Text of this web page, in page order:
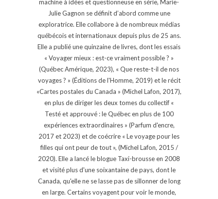
machine à idées et questionneuse en série, Marie-
Julie Gagnon se définit d’abord comme une
exploratrice. Elle collabore à de nombreux médias
québécois et internationaux depuis plus de 25 ans.
Elle a publié une quinzaine de livres, dont les essais
« Voyager mieux : est-ce vraiment possible ? »
(Québec Amérique, 2023), « Que reste-t-il de nos
voyages ? » (Éditions de l'Homme, 2019) et le récit
«Cartes postales du Canada » (Michel Lafon, 2017),
en plus de diriger les deux tomes du collectif «
Testé et approuvé : le Québec en plus de 100
expériences extraordinaires » (Parfum d'encre,
2017 et 2023) et de coécrire « Le voyage pour les
filles qui ont peur de tout », (Michel Lafon, 2015 /
2020). Elle a lancé le blogue Taxi-brousse en 2008
et visité plus d'une soixantaine de pays, dont le
Canada, qu'elle ne se lasse pas de sillonner de long
en large. Certains voyagent pour voir le monde,